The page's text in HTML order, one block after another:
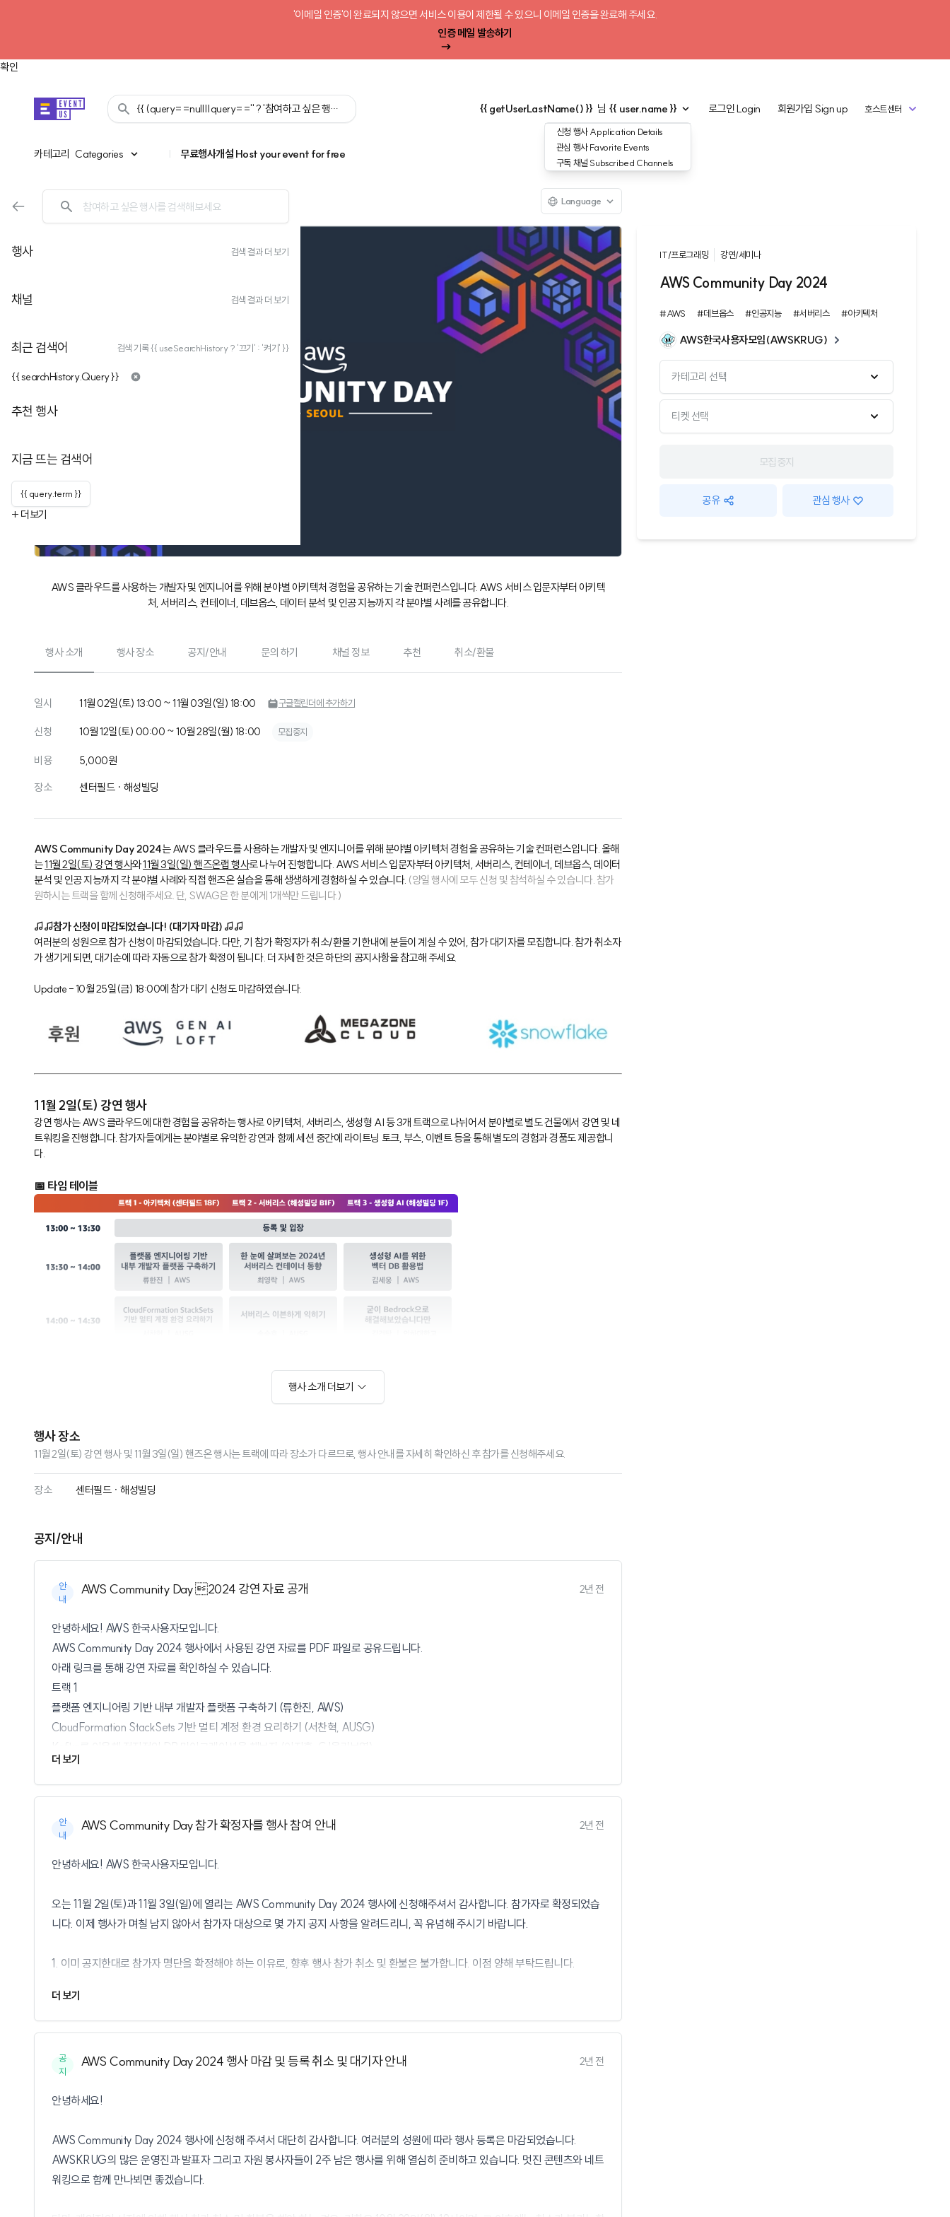
'이메일 인증'이 완료되지 않으면 서비스 이용이 제한될 수 있으니 이메일 인증을 완료해 주세요.
인증 메일 발송하기
확인
{{ (query==null||query=='' ? '참여하고 싶은 행사를 검색해 보세요':query) }} {{ getUserLastName() }} 님 {{ user.name }}
신청 행사Application Details
관심 행사Favorite Events
구독 채널 Subscribed Channels
로그인Login 회원가입 Sign up 호스트센터
카테고리 Categories
카테고리 | 무료행사개설 Host your event for free
행사 검색 결과 더 보기
채널 검색 결과 더 보기
최근 검색어 검색 기록 {{ useSearchHistory ? '끄기' : '켜기' }}
{{ searchHistory.Query }}
추천 행사
지금 뜨는 검색어
{{ query.term }}
+ 더보기
Language
AWS 클라우드를 사용하는 개발자 및 엔지니어를 위해 분야별 아키텍처 경험을 공유하는 기술 컨퍼런스입니다. AWS 서비스 입문자부터 아키텍
처, 서버리스, 컨테이너, 데브옵스, 데이터 분석 및 인공 지능까지 각 분야별 사례를 공유합니다.
IT/프로그래밍 강연/세미나
AWS Community Day 2024
#AWS #데브옵스 #인공지능 #서버리스 #아키텍처
AWS한국사용자모임(AWSKRUG)
카테고리 선택
티켓 선택
모집중지
공유 관심 행사
행사 소개 행사 장소 공지/안내 문의 하기 채널 정보 추천 취소/환불
일시 11월 02일(토) 13:00 ~ 11월 03일(일) 18:00 구글캘린더에 추가하기
신청 10월 12일(토) 00:00 ~ 10월 28일(월) 18:00 모집중지
비용
5,000원
장소
센터필드 · 해성빌딩
행사 소개 더보기
행사 장소
11월 2일(토) 강연 행사 및 11월 3일(일) 핸즈온 행사는 트랙에 따라 장소가 다르므로, 행사 안내를 자세히 확인하신 후 참가를 신청해주세요.
장소 센터필드 · 해성빌딩
공지/안내
안
내
AWS Community Day 2024 강연 자료 공개 2년 전
안녕하세요! AWS 한국사용자모입니다.
AWS Community Day 2024 행사에서 사용된 강연 자료를 PDF 파일로 공유드립니다.
아래 링크를 통해 강연 자료를 확인하실 수 있습니다.
트랙 1
플랫폼 엔지니어링 기반 내부 개발자 플랫폼 구축하기 (류한진, AWS)
CloudFormation StackSets 기반 멀티 계정 환경 요리하기 (서찬혁, AUSG)
Kafka를 이용해 점진적인 DB 마이그레이션을 해보자 (이지훈, CJ올리브영)
혼자서도 만들 수 있는 클라우드 기반 장애 알람 서비스 (박동진, GroundX)
웹 애플리케이션 보안 위협 Top 10 방어하기 (이지영, 백패커)
한 눈에 살펴보는 2024년 서버리스 컨테이너 동향 (최영락, AWS)
나야, Step Functions (강은호, STATGE Labs)
서버리스 가상화 오픈소스 Firecracker 톺아보기 (신재현, 무신사)
트랙 3
굳이 Bedrock으로 해결해보았습니다만 (김건탁, 인하대학교)
99.8% 정확도를 가진 이미지 자동 검수 기능 구현하기 (유주형, CJ올리브영)
생성형 AI를 통한 산업 보건 관리 자동화로 노동자 건강 개선하기 (성연우, 테크노니아)
감사합니다.
더 보기
안
내
AWS Community Day 참가 확정자를 행사 참여 안내 2년 전
안녕하세요! AWS 한국사용자모입니다.
오는 11월 2일(토)과 11월 3일(일)에 열리는 AWS Community Day 2024 행사에 신청해주셔서 감사합니다. 참가자로 확정되었습
니다. 이제 행사가 며칠 남지 않아서 참가자 대상으로 몇 가지 공지 사항을 알려드리니, 꼭 유념해 주시기 바랍니다.
1. 이미 공지한대로 참가자 명단을 확정해야 하는 이유로, 향후 행사 참가 취소 및 환불은 불가합니다. 이점 양해 부탁드립니다.
2. 행사 참가자로 확정된 분들에게는 11월 1일(금)에 이메일로 참가 안내문과 등록 확인용 QR코드를 발급 받을 수 있는 링크를 보내
드립니다. 11월 2일(토) 트랙1 혹은 11월 3일(일) 핸즈온랩에 참가하시는 분들에게는 센터필드 빌딩 입장용 QR코드 링크는 별도로
하셔야 합니다. 다른 트랙 건물에서는 등록하실 수 없으니, 꼭 참고하셔서 등록하시기 바랍니다.
- 트랙 2 서버리스/트랙 3 생성형 AI: 강남구 역삼로 165 해성빌딩
11월 3일(일) 핸즈온 랩 행사에 참가 신청하신 분들은 모두 아래 행사 장소로 오시면 됩니다.
더 보기
공
지
AWS Community Day 2024 행사 마감 및 등록 취소 및 대기자 안내 2년 전
안녕하세요!
AWS Community Day 2024 행사에 신청해 주셔서 대단히 감사합니다. 여러분의 성원에 따라 행사 등록은 마감되었습니다.
AWSKRUG의 많은 운영진과 발표자 그리고 자원 봉사자들이 2주 남은 행사를 위해 열심히 준비하고 있습니다. 멋진 콘텐츠와 네트
워킹으로 함께 만나뵈면 좋겠습니다.